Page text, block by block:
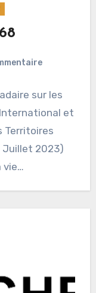
sur les
et
Territoires
Juillet 2023)
vie…